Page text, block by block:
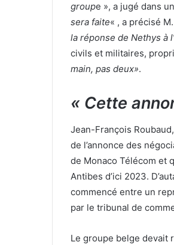
groupe », a jugé dans
sera faite« , a précisé
la réponse de Nethys à
civils et militaires,
main, pas deux».
« Cette
Jean-François
de l’annonce des
de Monaco Télécom et
Antibes d’ici 2023.
commencé entre un
par le tribunal de
Le groupe belge devait